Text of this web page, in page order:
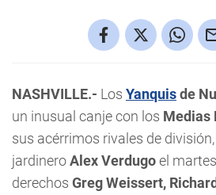
NASHVILLE.- Los Yanquisde
un inusual canje con los Medias
sus acérrimos rivales de
jardineroAlex Verdugoel
derechos Greg Weissert,